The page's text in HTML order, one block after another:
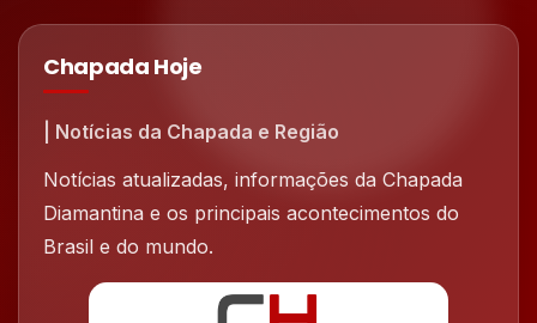
Chapada Hoje
| Notícias da Chapada e Região
Notícias atualizadas, informações da Chapada
Diamantina e os principais acontecimentos do
Brasil e do mundo.